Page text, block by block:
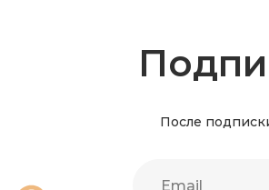
После